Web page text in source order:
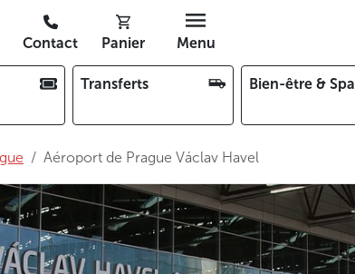
Contact Panier Menu
Transferts Bien-être & Spa
Aéroport de Prague Václav Havel